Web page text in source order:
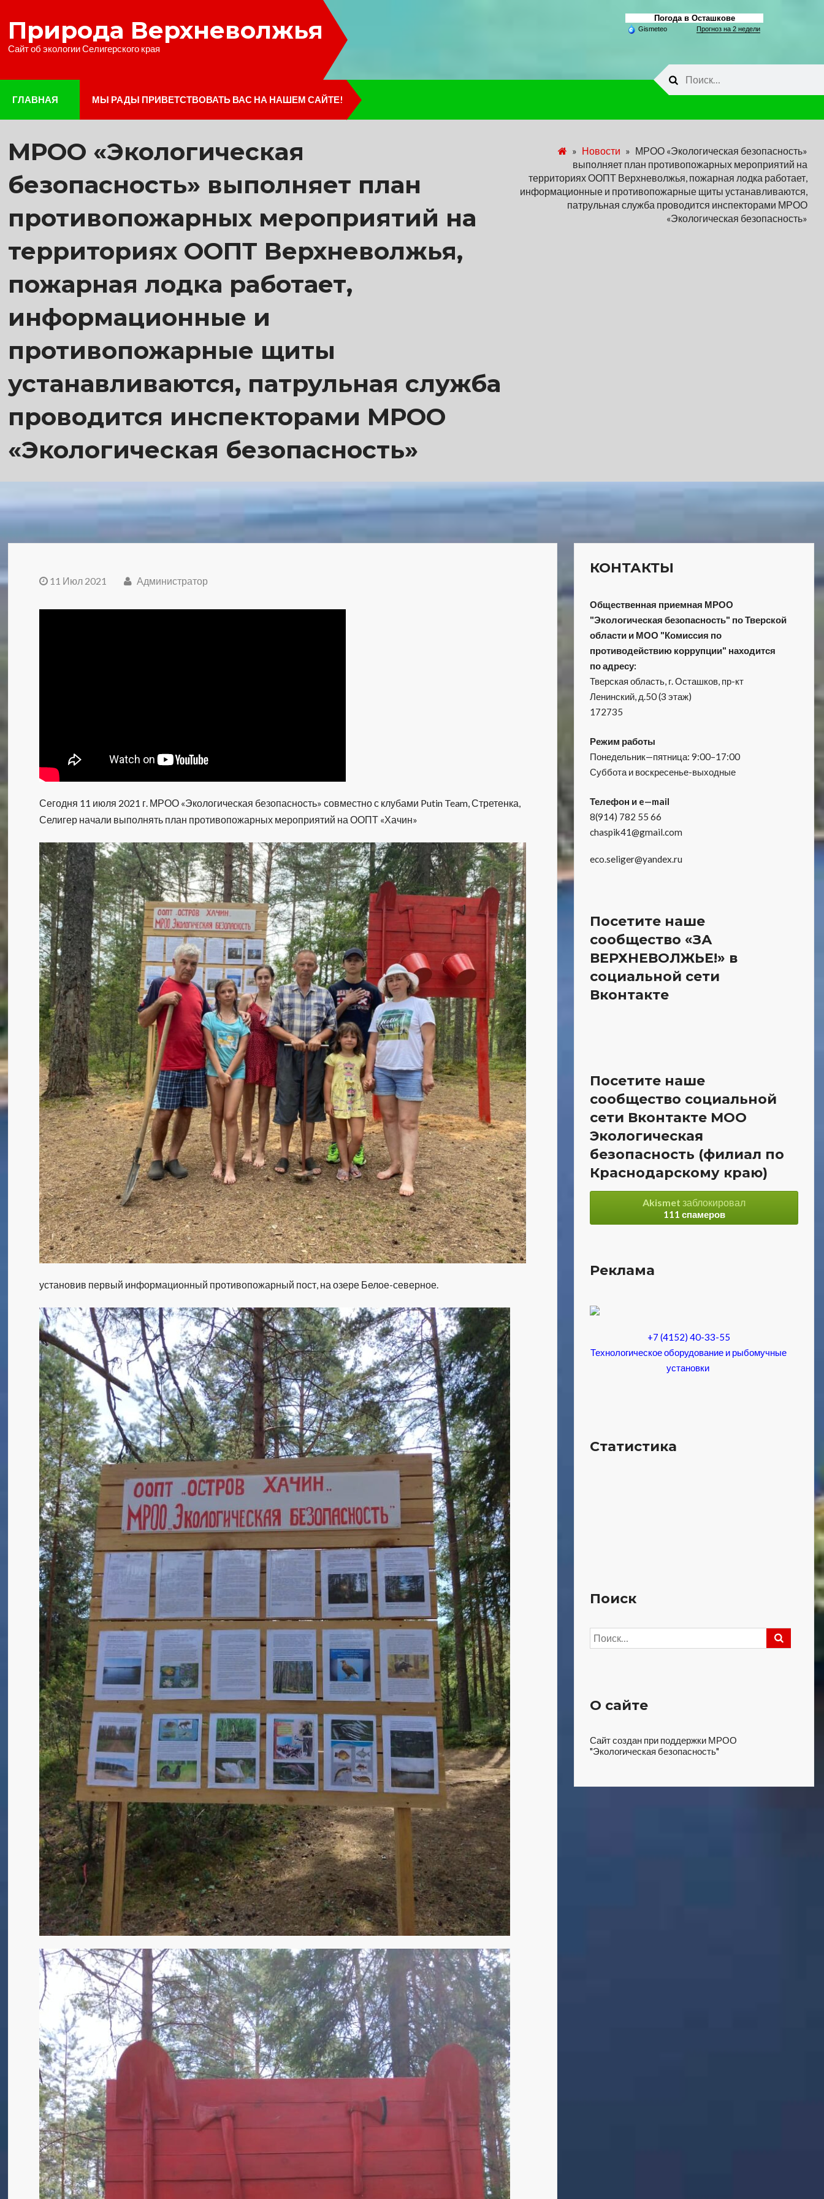
Природа Верхневолжья
Сайт об экологии Селигерского края
Погода в Осташкове
Gismeteo Прогноз на 2 недели
ГЛАВНАЯ МЫ РАДЫ ПРИВЕТСТВОВАТЬ ВАС НА НАШЕМ САЙТЕ!
МРОО «Экологическая
безопасность» выполняет план
противопожарных мероприятий на
территориях ООПТ Верхневолжья,
пожарная лодка работает,
информационные и
противопожарные щиты
устанавливаются, патрульная служба
проводится инспекторами МРОО
«Экологическая безопасность»
» Новости » МРОО «Экологическая безопасность»
выполняет план противопожарных мероприятий на
территориях ООПТ Верхневолжья, пожарная лодка работает,
информационные и противопожарные щиты устанавливаются,
патрульная служба проводится инспекторами МРОО
«Экологическая безопасность»
11 Июл 2021 Администратор
Сегодня 11 июля 2021 г. МРОО «Экологическая безопасность» совместно с клубами Putin Team, Стретенка,
Селигер начали выполнять план противопожарных мероприятий на ООПТ «Хачин»
установив первый информационный противопожарный пост, на озере Белое-северное.
КОНТАКТЫ
Общественная приемная МРОО
"Экологическая безопасность" по Тверской
области и МОО "Комиссия по
противодействию коррупции" находится
по адресу:
Тверская область, г. Осташков, пр-кт
Ленинский, д.50 (3 этаж)
172735
Режим работы
Понедельник—пятница: 9:00–17:00
Суббота и воскресенье-выходные
Телефон и e—mail
8(914) 782 55 66
chaspik41@gmail.com
eco.seliger@yandex.ru
Посетите наше
сообщество «ЗА
ВЕРХНЕВОЛЖЬЕ!» в
социальной сети
Вконтакте
Посетите наше
сообщество социальной
сети Вконтакте МОО
Экологическая
безопасность (филиал по
Краснодарскому краю)
Akismet заблокировал
111 спамеров
Реклама
+7 (4152) 40-33-55
Технологическое оборудование и рыбомучные
установки
Статистика
Поиск
Найти:
О сайте
Сайт создан при поддержки МРОО
"Экологическая безопасность"